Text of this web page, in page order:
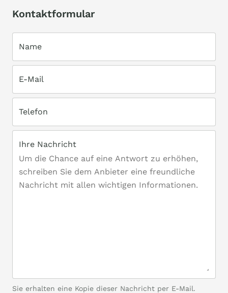
Kontaktformular
Name
E-Mail
Telefon
Ihre Nachricht
Sie erhalten eine Kopie dieser Nachricht per E-Mail.